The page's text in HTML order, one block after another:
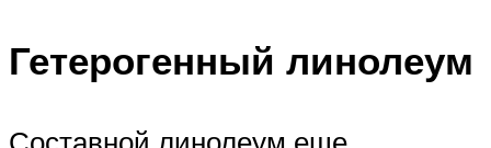
Гетерогенный линолеум
Составной линолеум еще